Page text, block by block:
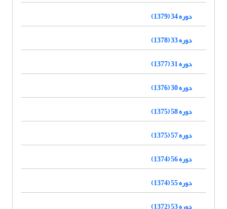
دوره 34 (1379)
دوره 33 (1378)
دوره 31 (1377)
دوره 30 (1376)
دوره 58 (1375)
دوره 57 (1375)
دوره 56 (1374)
دوره 55 (1374)